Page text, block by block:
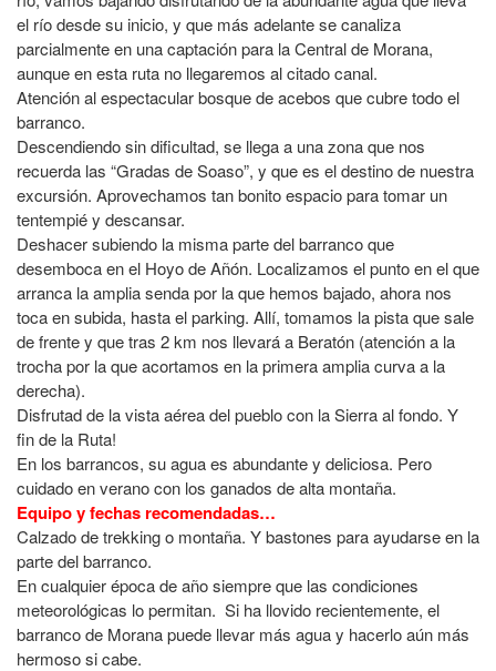
el río desde su inicio, y que más adelante se canaliza
parcialmente en una captación para la Central de Morana,
aunque en esta ruta no llegaremos al citado canal.
Atención al espectacular bosque de acebos que cubre todo el
barranco.
Descendiendo sin dificultad, se llega a una zona que nos
recuerda las “Gradas de Soaso”, y que es el destino de nuestra
excursión. Aprovechamos tan bonito espacio para tomar un
tentempié y descansar.
Deshacer subiendo la misma parte del barranco que
desemboca en el Hoyo de Añón. Localizamos el punto en el que
arranca la amplia senda por la que hemos bajado, ahora nos
toca en subida, hasta el parking. Allí, tomamos la pista que sale
de frente y que tras 2 km nos llevará a Beratón (atención a la
trocha por la que acortamos en la primera amplia curva a la
derecha).
Disfrutad de la vista aérea del pueblo con la Sierra al fondo. Y
fin de la Ruta!
En los barrancos, su agua es abundante y deliciosa. Pero
cuidado en verano con los ganados de alta montaña.
Equipo y fechas recomendadas…
Calzado de trekking o montaña. Y bastones para ayudarse en la
parte del barranco.
En cualquier época de año siempre que las condiciones
meteorológicas lo permitan. Si ha llovido recientemente, el
barranco de Morana puede llevar más agua y hacerlo aún más
hermoso si cabe.